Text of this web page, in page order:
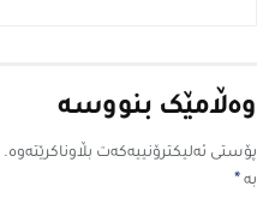
وەڵامێک بنووسە
پۆستی ئەلیکترۆنییەکەت بڵاوناکرێتەوە.
بە *